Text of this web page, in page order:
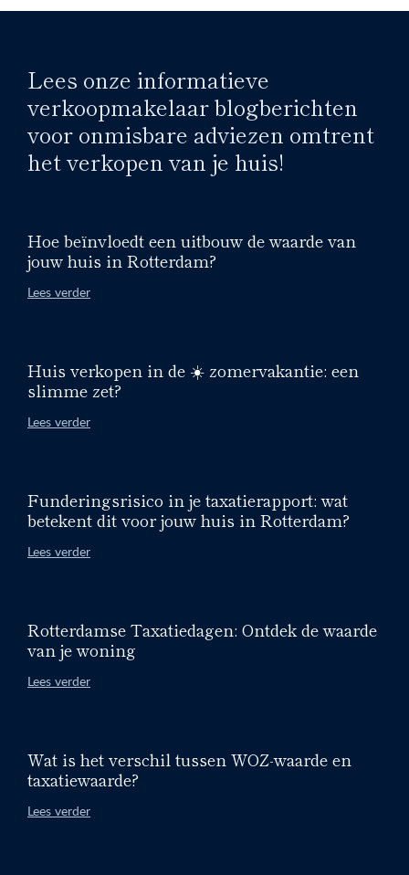
Lees onze informatieve
verkoopmakelaar blogberichten
voor onmisbare adviezen omtrent
het verkopen van je huis!
Hoe beïnvloedt een uitbouw de waarde van
jouw huis in Rotterdam?
Lees verder
Huis verkopen in de ☀️ zomervakantie: een
slimme zet?
Lees verder
Funderingsrisico in je taxatierapport: wat
betekent dit voor jouw huis in Rotterdam?
Lees verder
Rotterdamse Taxatiedagen: Ontdek de waarde
van je woning
Lees verder
Wat is het verschil tussen WOZ-waarde en
taxatiewaarde?
Lees verder